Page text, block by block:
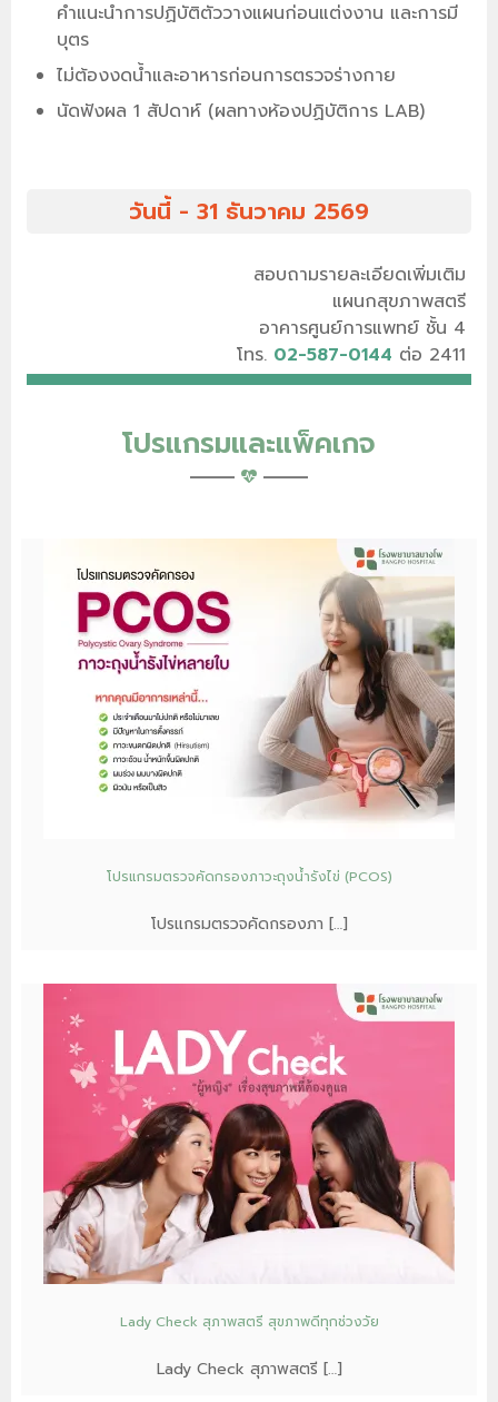
คำแนะนำการปฏิบัติตัววางแผนก่อนแต่งงาน และการมี
บุตร
ไม่ต้องงดน้ำและอาหารก่อนการตรวจร่างกาย
นัดฟังผล 1 สัปดาห์ (ผลทางห้องปฏิบัติการ LAB)
วันนี้ - 31 ธันวาคม 2569
สอบถามรายละเอียดเพิ่มเติม
แผนกสุขภาพสตรี
อาคารศูนย์การแพทย์ ชั้น 4
โทร. 02-587-0144 ต่อ 2411
โปรแกรมและแพ็คเกจ
โปรแกรมตรวจคัดกรองภาวะถุงน้ำรังไข่ (PCOS)
โปรแกรมตรวจคัดกรองภา […]
Lady Check สุภาพสตรี สุขภาพดีทุกช่วงวัย
Lady Check สุภาพสตรี […]